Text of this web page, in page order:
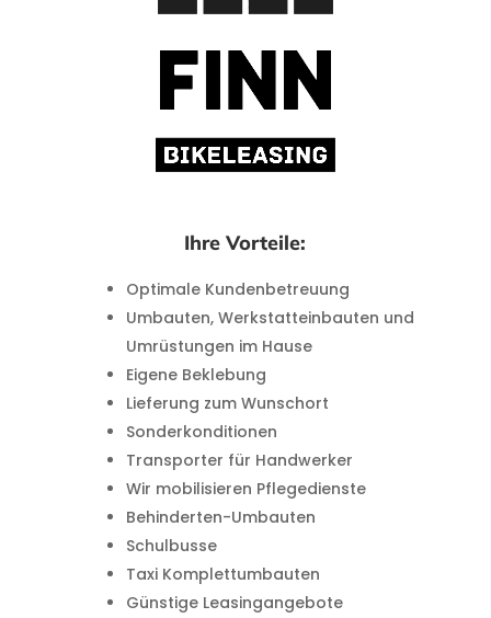
Ihre Vorteile:
Optimale Kundenbetreuung
Umbauten, Werkstatteinbauten und
Umrüstungen im Hause
Eigene Beklebung
Lieferung zum Wunschort
Sonderkonditionen
Transporter für Handwerker
Wir mobilisieren Pflegedienste
Behinderten-Umbauten
Schulbusse
Taxi Komplettumbauten
Günstige Leasingangebote